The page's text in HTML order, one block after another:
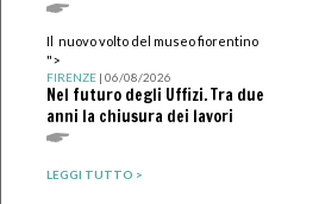
Il nuovo volto del museo fiorentino
">
FIRENZE| 06/08/2026
Nel futuro degli Uffizi. Tra due
anni la chiusura dei lavori
LEGGI TUTTO >